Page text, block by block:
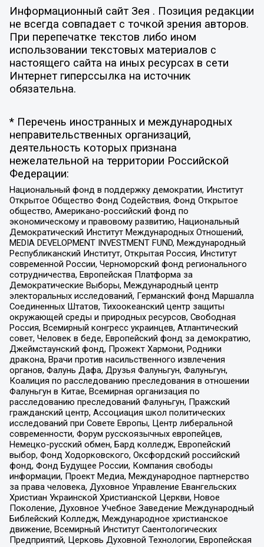
Информационный сайт Зея . Позиция редакции
не всегда совпадает с точкой зрения авторов.
При перепечатке текстов либо ином
использовании текстовых материалов с
настоящего сайта на иных ресурсах в сети
Интернет гиперссылка на источник
обязательна.
* Перечень иностранных и международных
неправительственных организаций,
деятельность которых признана
нежелательной на территории Российской
Федерации:
Национальный фонд в поддержку демократии, Институт
Открытое Общество Фонд Содействия, Фонд Открытое
общество, Американо-российский фонд по
экономическому и правовому развитию, Национальный
Демократический Институт Международных Отношений,
MEDIA DEVELOPMENT INVESTMENT FUND, Международный
Республиканский Институт, Открытая Россия, Институт
современной России, Черноморский фонд регионального
сотрудничества, Европейская Платформа за
Демократические Выборы, Международный центр
электоральных исследований, Германский фонд Маршалла
Соединенных Штатов, Тихоокеанский центр защиты
окружающей среды и природных ресурсов, Свободная
Россия, Всемирный конгресс украинцев, Атлантический
совет, Человек в беде, Европейский фонд за демократию,
Джеймстаунский фонд, Прожект Хармони, Родники
дракона, Врачи против насильственного извлечения
органов, Фалунь Дафа, Друзья Фалуньгун, Фалуньгун,
Коалиция по расследованию преследования в отношении
Фалуньгун в Китае, Всемирная организация по
расследованию преследований Фалуньгун, Пражский
гражданский центр, Ассоциация школ политических
исследований при Совете Европы, Центр либеральной
современности, Форум русскоязычных европейцев,
Немецко-русский обмен, Бард колледж, Европейский
выбор, Фонд Ходорковского, Оксфордский российский
фонд, Фонд Будущее России, Компания свободы
информации, Проект Медиа, Международное партнерство
за права человека, Духовное Управление Евангельских
Христиан Украинской Христианской Церкви, Новое
Поколение, Духовное Учебное Заведение Международный
Библейский Колледж, Международное христианское
движение, Всемирный Институт Саентологических
Предприятий, Церковь Духовной Технологии, Европейская